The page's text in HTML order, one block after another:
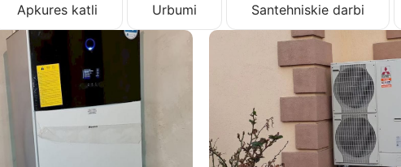
Apkures katli Urbumi Santehniskie darbi